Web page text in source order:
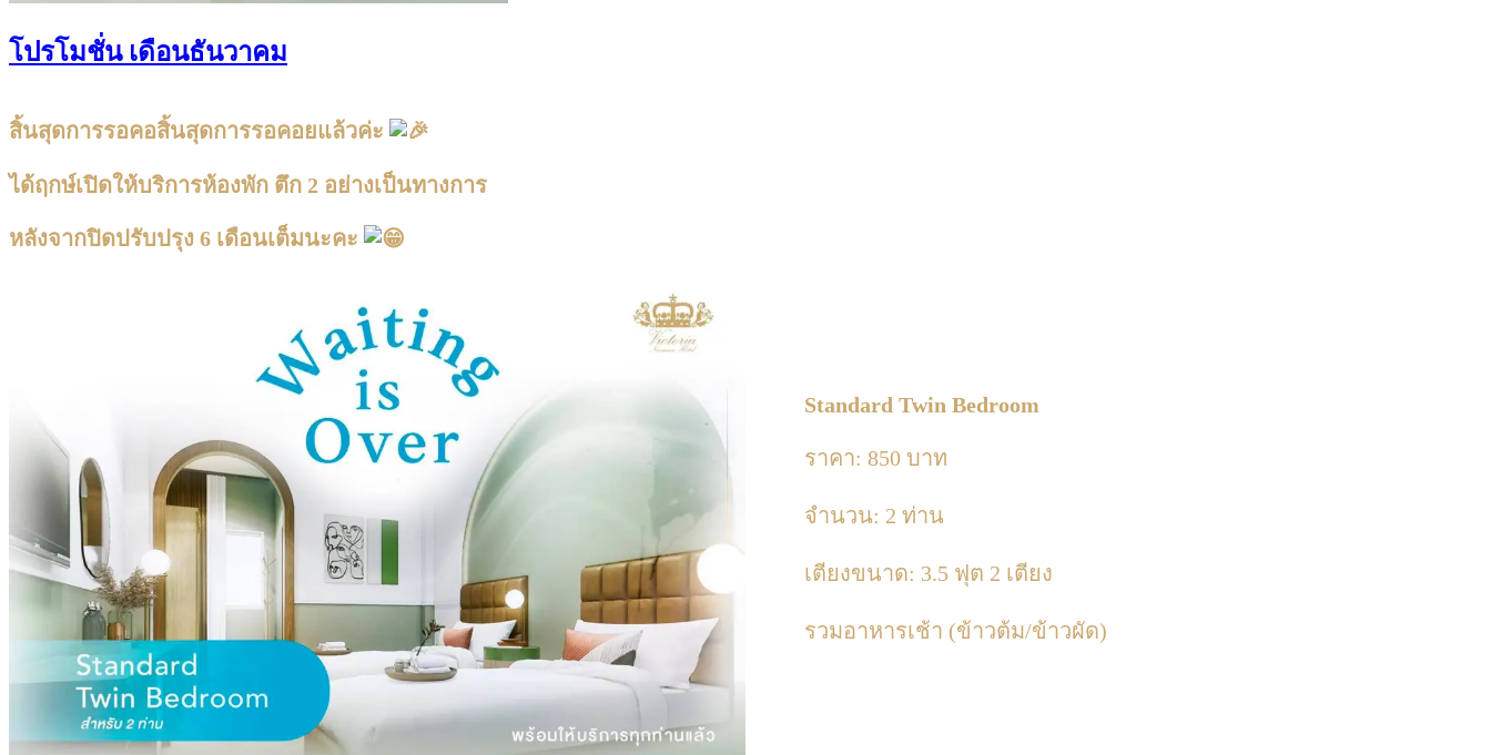
โปรโมชั่น เดือนธันวาคม
สิ้นสุดการรอคอสิ้นสุดการรอคอยแล้วค่ะ
ได้ฤกษ์เปิดให้บริการห้องพัก ตึก 2 อย่างเป็นทางการ
หลังจากปิดปรับปรุง 6 เดือนเต็มนะคะ
Standard Twin Bedroom
ราคา: 850 บาท
จำนวน: 2 ท่าน
เตียงขนาด: 3.5 ฟุต 2 เตียง
รวมอาหารเช้า (ข้าวต้ม/ข้าวผัด)